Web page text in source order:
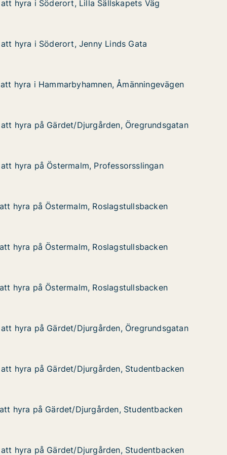
VägLilla Sällskapets Väg
hyra i Söderort, Lilla Sällskapets Väg
hyra i Söderort, Lilla Sällskapets Väg
Gata Jenny Linds Gata
hyra i Söderort, Jenny Linds Gata
hyra i Söderort, Jenny Linds Gata
Åmänningevägen
hyra i Hammarbyhamnen, Åmänningevägen
hyra i Hammarbyhamnen, Åmänningevägen
Öregrundsgatan
Gärdet/Djurgården, Öregrundsgatan
hyra på Gärdet/Djurgården, Öregrundsgatan
hyra på Gärdet/Djurgården, Öregrundsgatan
Professorsslingan
hyra på Östermalm, Professorsslingan
hyra på Östermalm, Professorsslingan
Roslagstullsbacken
hyra på Östermalm, Roslagstullsbacken
hyra på Östermalm, Roslagstullsbacken
Roslagstullsbacken
hyra på Östermalm, Roslagstullsbacken
hyra på Östermalm, Roslagstullsbacken
Roslagstullsbacken
hyra på Östermalm, Roslagstullsbacken
hyra på Östermalm, Roslagstullsbacken
Öregrundsgatan
Gärdet/Djurgården, Öregrundsgatan
hyra på Gärdet/Djurgården, Öregrundsgatan
hyra på Gärdet/Djurgården, Öregrundsgatan
Studentbacken
Gärdet/Djurgården, Studentbacken
hyra på Gärdet/Djurgården, Studentbacken
hyra på Gärdet/Djurgården, Studentbacken
Studentbacken
Gärdet/Djurgården, Studentbacken
hyra på Gärdet/Djurgården, Studentbacken
hyra på Gärdet/Djurgården, Studentbacken
Gärdet/Djurgården, Studentbacken
hyra på Gärdet/Djurgården, Studentbacken
hyra på Gärdet/Djurgården, Studentbacken